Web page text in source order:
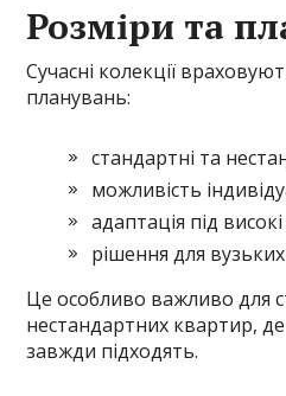
Розміри та
Сучасні колекції
планувань:
стандартні та
можливість
адаптація під високі
рішення для
Це особливо важливо для
нестандартних квартир,
завжди підходять.